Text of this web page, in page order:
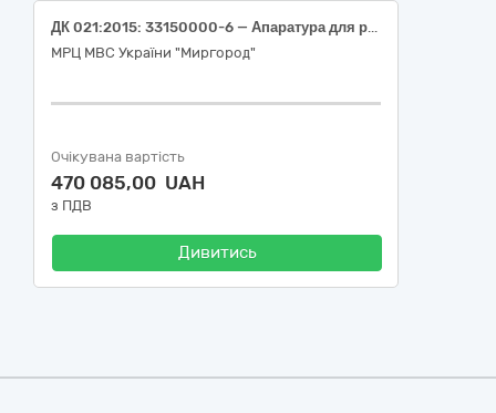
ДК 021:2015: 33150000-6 — Апаратура для радіотерапії, механотерапії, електротерапії та фізичної терапії (Реабілітаційна система для підвісної слінг терапії )
МРЦ МВС України "Миргород"
Очікувана вартість
470 085,00 UAH
з ПДВ
Дивитись